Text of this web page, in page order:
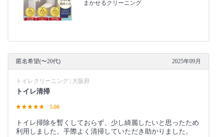
まかせるクリーニング
匿名希望(〜20代) 2025年09月
トイレクリーニング | 大阪府
トイレ清掃
5.00
トイレ掃除を暫くしておらず、少し綺麗したいと思ったため
利用しました。手際よく清掃していただき助かりました。